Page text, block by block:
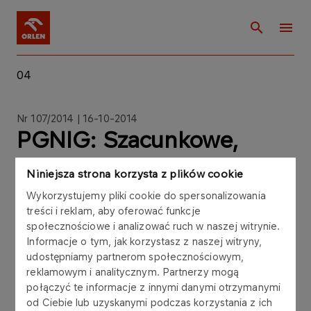
Niniejsza strona korzysta z plików cookie
Wykorzystujemy pliki cookie do spersonalizowania
treści i reklam, aby oferować funkcje
społecznościowe i analizować ruch w naszej witrynie.
Informacje o tym, jak korzystasz z naszej witryny,
udostępniamy partnerom społecznościowym,
reklamowym i analitycznym. Partnerzy mogą
połączyć te informacje z innymi danymi otrzymanymi
od Ciebie lub uzyskanymi podczas korzystania z ich
04
Nr 107/2014 | 16-10-2014
PGNIG: Szacunkowe,
wybrane dane operacyjne
za III kwartał i 9 miesięcy
2014 roku
Zarząd Polskiego Górnictwa Naftowego i